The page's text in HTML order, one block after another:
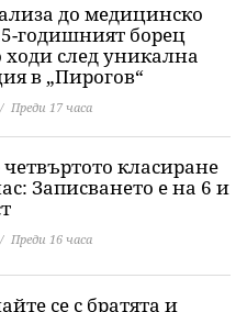
до медицинско
годишният борец
ходи след уникална
в „Пирогов“
Преди 17 часа
четвъртото класиране
Записването е на 6 и
Преди 16 часа
се с братята и